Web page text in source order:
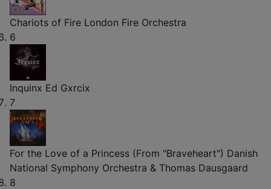
Chariots of Fire London Fire Orchestra
6
Inquinx Ed Gxrcix
7
For the Love of a Princess (From "Braveheart") Danish
National Symphony Orchestra & Thomas Dausgaard
8